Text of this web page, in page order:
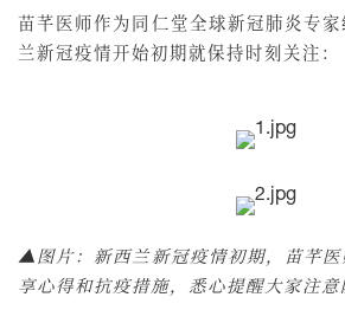
苗芊医师作为同仁堂全球新冠肺炎专
兰新冠疫情开始初期就保持时刻关注：
▲图片：新西兰新冠疫情初期，苗芊
享心得和抗疫措施，悉心提醒大家注意